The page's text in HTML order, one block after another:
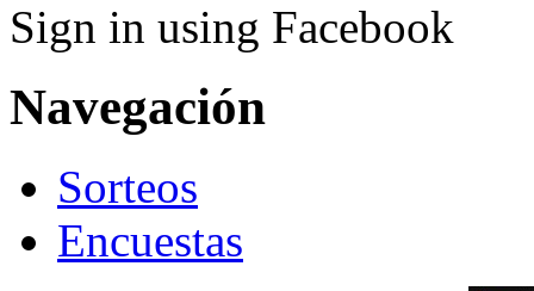
Sign in using Facebook
Navegación
Sorteos
Encuestas